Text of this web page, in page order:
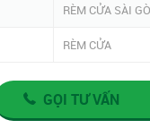
RÈM CỬA SÀI
RÈM CỬA
GỌI TƯ VẤN